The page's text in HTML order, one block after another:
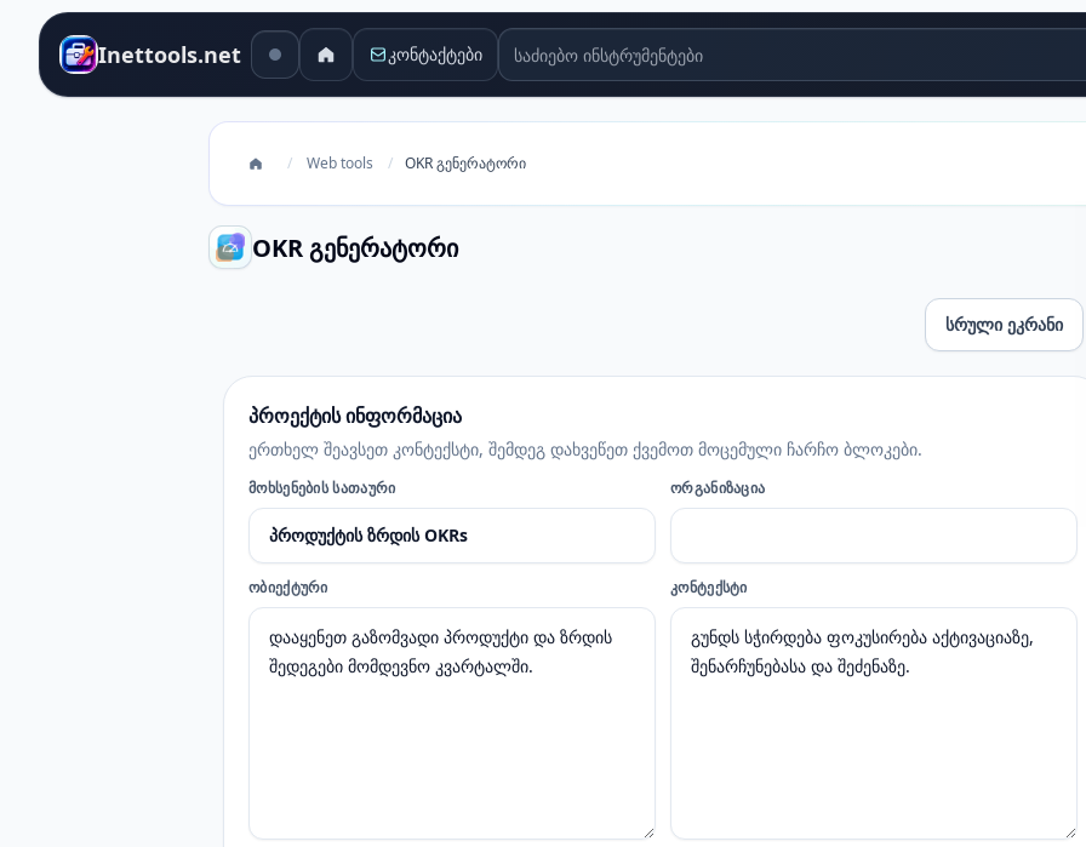
Inettools.net კონტაქტები საძიებო ინსტრუმენტები
/ Web tools / OKR გენერატორი
OKR გენერატორი
სრული ეკრანი
პროექტის ინფორმაცია
ერთხელ შეავსეთ კონტექსტი, შემდეგ დახვეწეთ ქვემოთ მოცემული ჩარჩო ბლოკები.
ᲛᲝᲮᲡᲔᲜᲔᲑᲘᲡ ᲡᲐᲗᲐᲣᲠᲘ ᲝᲠᲒᲐᲜᲘᲖᲐᲪᲘᲐ
ᲝᲑᲘᲔᲥᲢᲣᲠᲘ ᲙᲝᲜᲢᲔᲥᲡᲢᲘ